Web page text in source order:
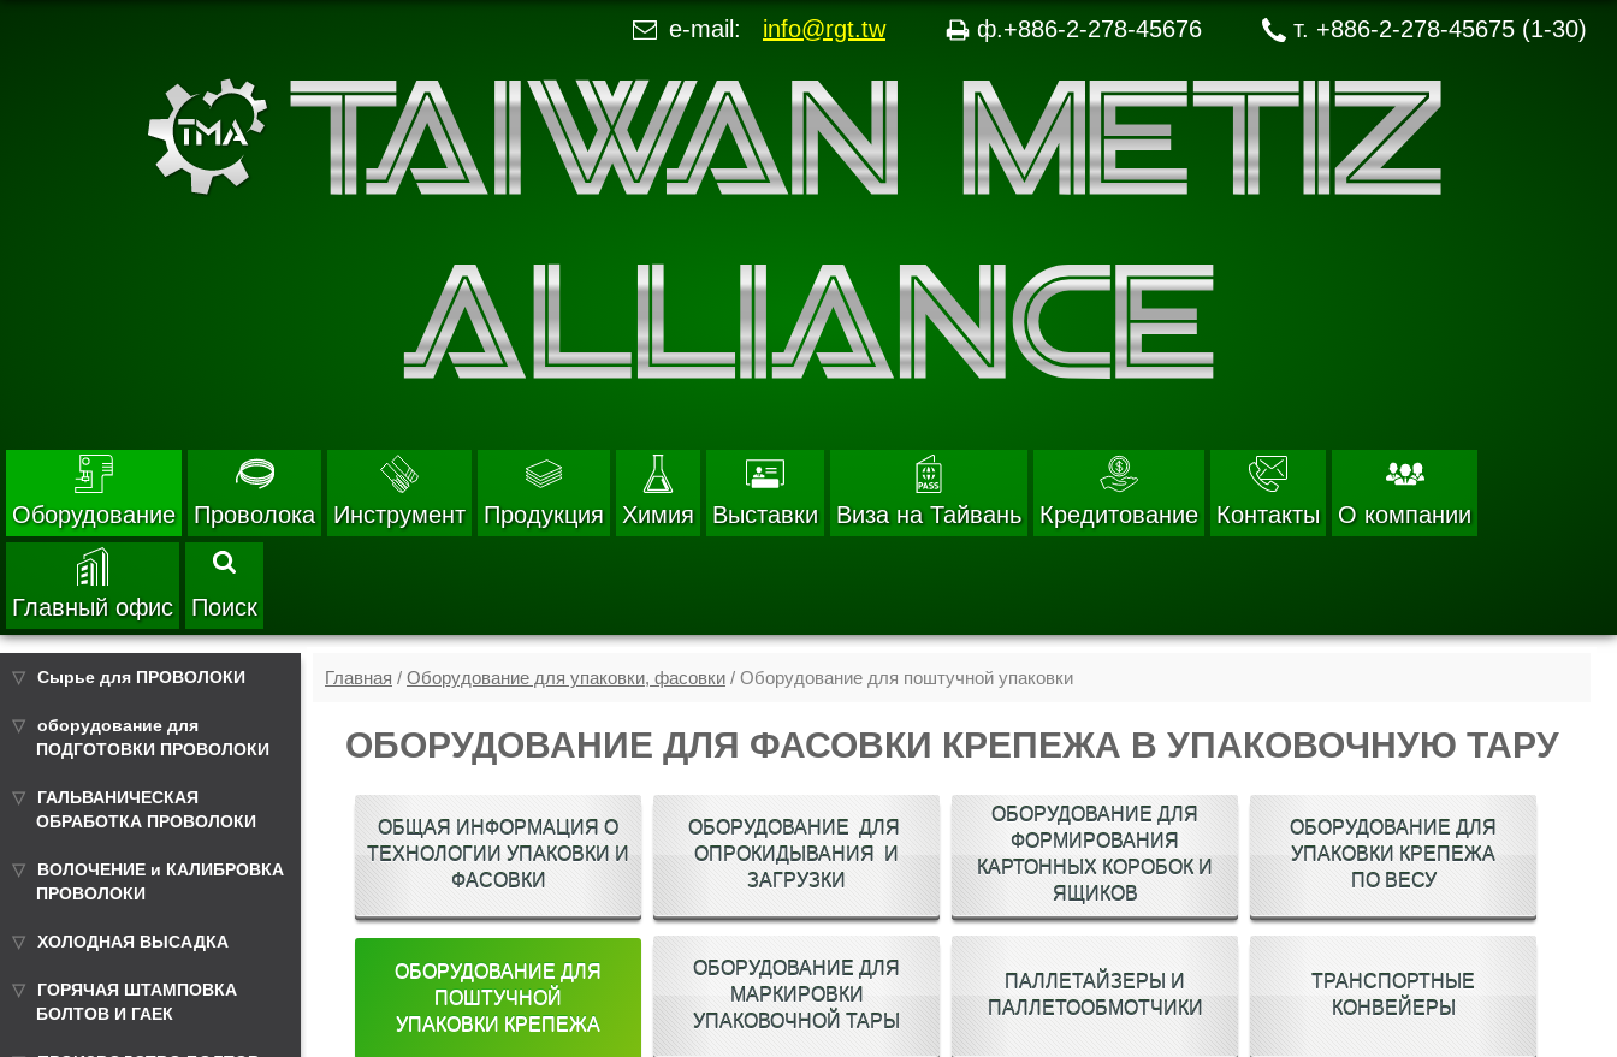
т. +886-2-278-45675 (1-30)
ф.+886-2-278-45676
e-mail: info@rgt.tw
Оборудование Проволока Инструмент Продукция Химия Выставки Виза на Тайвань Кредитование Контакты О компании
Главный офис Поиск
Сырье для ПРОВОЛОКИ
оборудование для
ПОДГОТОВКИ ПРОВОЛОКИ
ГАЛЬВАНИЧЕСКАЯ
ОБРАБОТКА ПРОВОЛОКИ
ВОЛОЧЕНИЕ и КАЛИБРОВКА
ПРОВОЛОКИ
ХОЛОДНАЯ ВЫСАДКА
ГОРЯЧАЯ ШТАМПОВКА
БОЛТОВ И ГАЕК
Главная / Оборудование для упаковки, фасовки / Оборудование для поштучной упаковки
ОБОРУДОВАНИЕ ДЛЯ ФАСОВКИ КРЕПЕЖА В УПАКОВОЧНУЮ ТАРУ
ОБЩАЯ ИНФОРМАЦИЯ О
ТЕХНОЛОГИИ УПАКОВКИ И
ФАСОВКИ
ОБОРУДОВАНИЕ ДЛЯ
ОПРОКИДЫВАНИЯ И
ЗАГРУЗКИ
ОБОРУДОВАНИЕ ДЛЯ
ФОРМИРОВАНИЯ
КАРТОННЫХ КОРОБОК И
ЯЩИКОВ
ОБОРУДОВАНИЕ ДЛЯ
УПАКОВКИ КРЕПЕЖА
ПО ВЕСУ
ОБОРУДОВАНИЕ ДЛЯ
ПОШТУЧНОЙ
УПАКОВКИ КРЕПЕЖА
ОБОРУДОВАНИЕ ДЛЯ
МАРКИРОВКИ
УПАКОВОЧНОЙ ТАРЫ
ПАЛЛЕТАЙЗЕРЫ И
ПАЛЛЕТООБМОТЧИКИ
ТРАНСПОРТНЫЕ
КОНВЕЙЕРЫ